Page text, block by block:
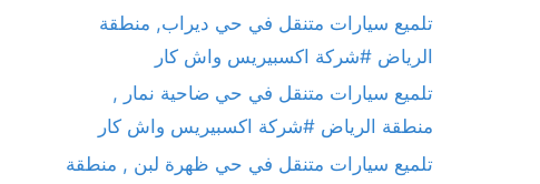
تلميع سيارات متنقل في حي ديراب, منطقة
الرياض #شركة اكسبيريس واش كار
تلميع سيارات متنقل في حي ضاحية نمار ,
منطقة الرياض #شركة اكسبيريس واش كار
تلميع سيارات متنقل في حي ظهرة لبن , منطقة